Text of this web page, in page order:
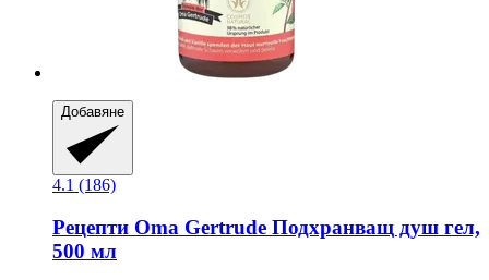
Добавяне
4.1 (186)
Рецепти Oma Gertrude Подхранващ душ гел,
500 мл